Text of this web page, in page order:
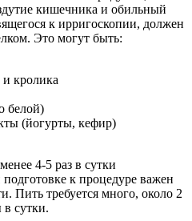
кишечника и обильный
к ирригоскопии, должен
Это могут быть:
кролика
белой)
(йогурты, кефир)
4-5 раз в сутки
к процедуре важен
Пить требуется много, около 2
в сутки.